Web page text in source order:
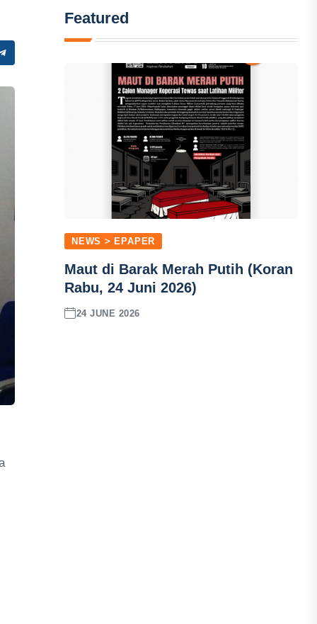
Featured
NEWS > EPAPER
Maut di Barak Merah Putih (Koran
Rabu, 24 Juni 2026)
24 JUNE 2026